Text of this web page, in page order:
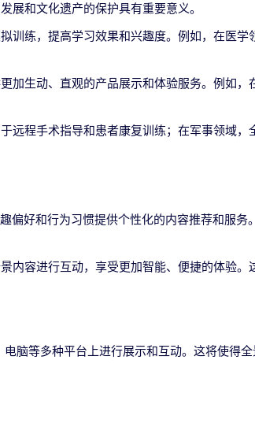
展和文化遗产的保护具有重要意义。
训练，提高学习效果和兴趣度。例如，在医学
加生动、直观的产品展示和体验服务。例如，
远程手术指导和患者康复训练；在军事领域，
偏好和行为习惯提供个性化的内容推荐和服务
内容进行互动，享受更加智能、便捷的体验。
脑等多种平台上进行展示和互动。这将使得